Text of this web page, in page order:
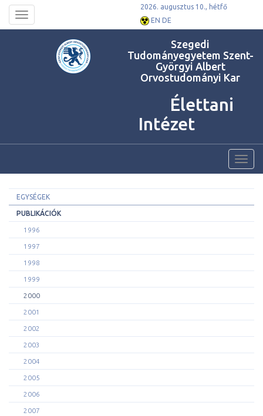
Toggle
navigation
2026. augusztus 10., hétfő
EN DE
Szegedi
Tudományegyetem Szent-
Györgyi Albert
Orvostudományi Kar
Élettani
Intézet
EGYSÉGEK
PUBLIKÁCIÓK
1996
1997
1998
1999
2000
2001
2002
2003
2004
2005
2006
2007